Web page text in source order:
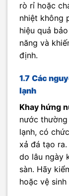
rò rỉ hoặc
nhiệt không
hiệu quả
năng và
định.
1.7 Các
lạnh
Khay hứng
nước
lạnh, có
xả đá tạo
do lâu ngày
sàn. Hãy
hoặc vệ